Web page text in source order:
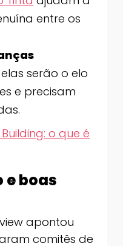
entre os
elas serão o elo
e precisam
o que é
e boas
apontou
comitês de